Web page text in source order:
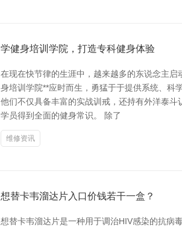
学健身培训学院，打造专科健身体验
在现在快节律的生涯中，越来越多的东说念主
身培训学院**应时而生，勇猛于于提供系统、科
他们不仅具备丰富的实战训戒，还持有外洋泰
学员得到全面的健身常识。 除了
维修资讯
想替卡韦溜达片入口价钱若干一盒？
想替卡韦溜达片是一种用于调治HIV感染的抗病